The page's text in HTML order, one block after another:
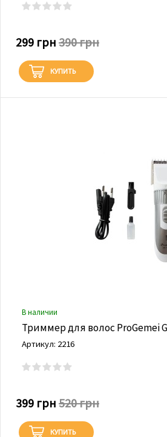
299 грн 390 грн
КУПИТЬ
В наличии
Триммер для волос ProGemei
Артикул: 2216
399 грн 520 грн
КУПИТЬ